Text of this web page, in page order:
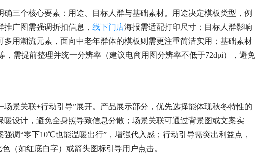
三个核心要素：用途、目标人群与基础素材。用途决定模板类型，例
广图需强调折扣信息， 线下门店海报需适配打印尺寸；目标人群影响
用潮流元素，面向中老年群体的模板则需更注重简洁实用；基础素材
，需提前整理并统一分辨率（建议电商用图分辨率不低于72dpi），避免
场景关联+行动引导”展开。产品展示部分，优先选择能体现秋冬特性的
设计，避免全身照导致信息分散；场景关联可通过背景图或文案实
调“零下10℃也能温暖出行”，增强代入感；行动引导需突出利益点，
（如红底白字）或箭头图标引导用户点击。